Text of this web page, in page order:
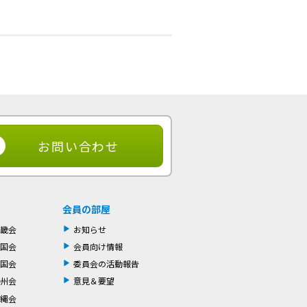
お問い合わせ
会
会
会
会
会
会員の部屋
お知らせ
会員向け情報
委員会の活動報告
意見＆要望